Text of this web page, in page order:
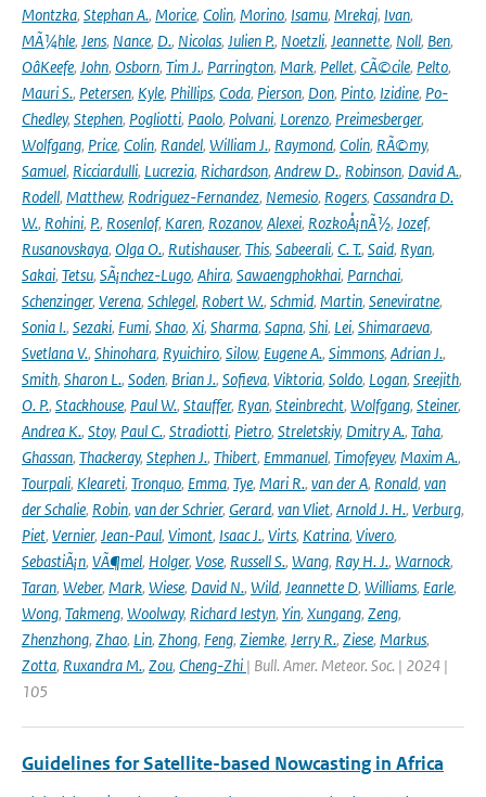
Montzka, Stephan A., Morice, Colin, Morino, Isamu, Mrekaj, Ivan,
MÃ¼hle, Jens, Nance, D., Nicolas, Julien P., Noetzli, Jeannette, Noll, Ben,
OâKeefe, John, Osborn, Tim J., Parrington, Mark, Pellet, CÃ©cile, Pelto,
Mauri S., Petersen, Kyle, Phillips, Coda, Pierson, Don, Pinto, Izidine, Po-
Chedley, Stephen, Pogliotti, Paolo, Polvani, Lorenzo, Preimesberger,
Wolfgang, Price, Colin, Randel, William J., Raymond, Colin, RÃ©my,
Samuel, Ricciardulli, Lucrezia, Richardson, Andrew D., Robinson, David A.,
Rodell, Matthew, Rodriguez-Fernandez, Nemesio, Rogers, Cassandra D.
W., Rohini, P., Rosenlof, Karen, Rozanov, Alexei, RozkoÅ¡nÃ½, Jozef,
Rusanovskaya, Olga O., Rutishauser, This, Sabeerali, C. T., Said, Ryan,
Sakai, Tetsu, SÃ¡nchez-Lugo, Ahira, Sawaengphokhai, Parnchai,
Schenzinger, Verena, Schlegel, Robert W., Schmid, Martin, Seneviratne,
Sonia I., Sezaki, Fumi, Shao, Xi, Sharma, Sapna, Shi, Lei, Shimaraeva,
Svetlana V., Shinohara, Ryuichiro, Silow, Eugene A., Simmons, Adrian J.,
Smith, Sharon L., Soden, Brian J., Sofieva, Viktoria, Soldo, Logan, Sreejith,
O. P., Stackhouse, Paul W., Stauffer, Ryan, Steinbrecht, Wolfgang, Steiner,
Andrea K., Stoy, Paul C., Stradiotti, Pietro, Streletskiy, Dmitry A., Taha,
Ghassan, Thackeray, Stephen J., Thibert, Emmanuel, Timofeyev, Maxim A.,
Tourpali, Kleareti, Tronquo, Emma, Tye, Mari R., van der A, Ronald, van
der Schalie, Robin, van der Schrier, Gerard, van Vliet, Arnold J. H., Verburg,
Piet, Vernier, Jean-Paul, Vimont, Isaac J., Virts, Katrina, Vivero,
SebastiÃ¡n, VÃ¶mel, Holger, Vose, Russell S., Wang, Ray H. J., Warnock,
Taran, Weber, Mark, Wiese, David N., Wild, Jeannette D, Williams, Earle,
Wong, Takmeng, Woolway, Richard Iestyn, Yin, Xungang, Zeng,
Zhenzhong, Zhao, Lin, Zhong, Feng, Ziemke, Jerry R., Ziese, Markus,
Zotta, Ruxandra M., Zou, Cheng-Zhi | Bull. Amer. Meteor. Soc. | 2024 |
105
Guidelines for Satellite-based Nowcasting in Africa